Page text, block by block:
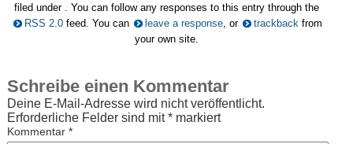
filed under . You can follow any responses to this entry through the
RSS 2.0feed. You can leave a response, or trackback from
your own site.
Schreibe einen Kommentar
Deine E-Mail-Adresse wird nicht veröffentlicht.
Erforderliche Felder sind mit*markiert
Kommentar *